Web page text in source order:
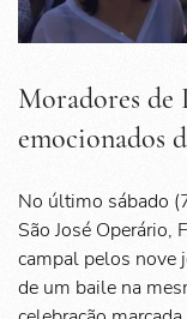
Moradores de
emocionados
No último sábado
São José Operário,
campal pelos nove
de um baile na